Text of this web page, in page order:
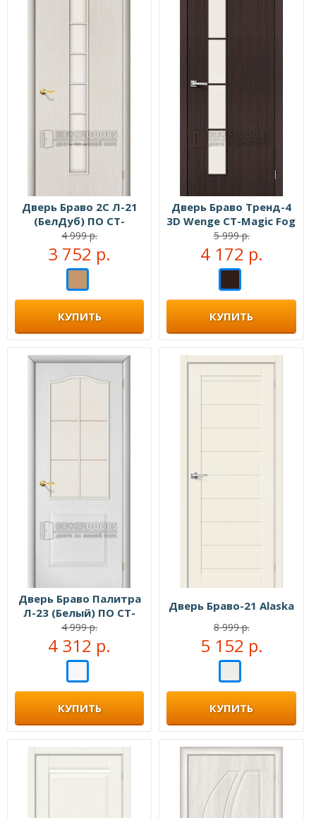
Дверь Браво 2С Л-21
(БелДуб) ПО СТ-
Сатинато
4 999 р.
3 752 р.
КУПИТЬ
Дверь Браво Тренд-4
3D Wenge СТ-Magic Fog
5 999 р.
4 172 р.
КУПИТЬ
Дверь Браво Палитра
Л-23 (Белый) ПО СТ-
Хрусталик
4 999 р.
4 312 р.
КУПИТЬ
Дверь Браво-21 Alaska
8 999 р.
5 152 р.
КУПИТЬ